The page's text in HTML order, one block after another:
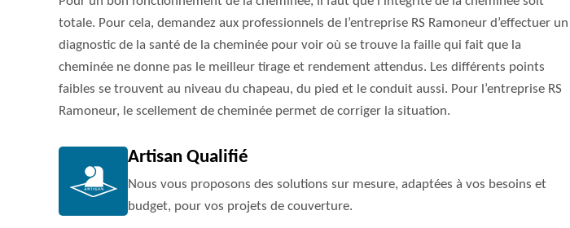
totale. Pour cela, demandez aux professionnels de l’entreprise RS Ramoneur d’effectuer un
diagnostic de la santé de la cheminée pour voir où se trouve la faille qui fait que la
cheminée ne donne pas le meilleur tirage et rendement attendus. Les différents points
faibles se trouvent au niveau du chapeau, du pied et le conduit aussi. Pour l’entreprise RS
Ramoneur, le scellement de cheminée permet de corriger la situation.
Artisan Qualifié
Nous vous proposons des solutions sur mesure, adaptées à vos besoins et
budget, pour vos projets de couverture.